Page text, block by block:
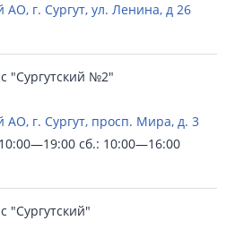
г. Сургут, ул. Ленина, д 26
"Сургутский №2"
г. Сургут, просп. Мира, д. 3
сб.: 10:00—16:00
"Сургутский"